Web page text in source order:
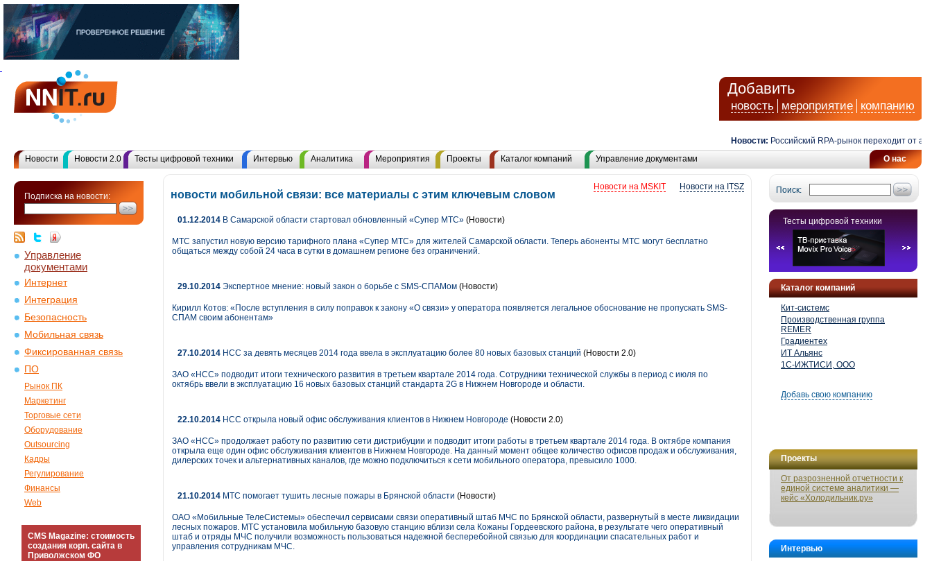
Добавить
новость мероприятие компанию
Новости: Российский RPA-рынок переходит от
О нас
Новости Новости 2.0 Тесты цифровой техники Интервью Аналитика Мероприятия Проекты Каталог компаний Управление документами
Подписка на новости:
Управление
документами
Интернет
Интеграция
Безопасность
Мобильная связь
Фиксированная связь
ПО
Рынок ПК
Маркетинг
Торговые сети
Оборудование
Outsourcing
Кадры
Регулирование
Финансы
Web
CMS Magazine: стоимость
создания корп. сайта в
Приволжском ФО
Поиск:
Тесты цифровой техники
Каталог компаний
Кит-системс
Производственная группа
REMER
Градиентех
ИТ Альянс
1С-ИЖТИСИ, ООО
Добавь свою компанию
Проекты
От разрозненной отчетности к
единой системе аналитики —
кейс «Холодильник.ру»
Интервью
Новости на ITSZ
Новости на MSKIT
новости мобильной связи: все материалы с этим ключевым словом
01.12.2014 В Самарской области стартовал обновленный «Супер МТС» (Новости)
МТС запустил новую версию тарифного плана «Супер МТС» для жителей Самарской области. Теперь абоненты МТС могут бесплатно
общаться между собой 24 часа в сутки в домашнем регионе без ограничений.
29.10.2014 Экспертное мнение: новый закон о борьбе с SMS-СПАМом (Новости)
Кирилл Котов: «После вступления в силу поправок к закону «О связи» у оператора появляется легальное обоснование не пропускать SMS-
СПАМ своим абонентам»
27.10.2014 НСС за девять месяцев 2014 года ввела в эксплуатацию более 80 новых базовых станций (Новости 2.0)
ЗАО «НСС» подводит итоги технического развития в третьем квартале 2014 года. Сотрудники технической службы в период с июля по
октябрь ввели в эксплуатацию 16 новых базовых станций стандарта 2G в Нижнем Новгороде и области.
22.10.2014 НСС открыла новый офис обслуживания клиентов в Нижнем Новгороде (Новости 2.0)
ЗАО «НСС» продолжает работу по развитию сети дистрибуции и подводит итоги работы в третьем квартале 2014 года. В октябре компания
открыла еще один офис обслуживания клиентов в Нижнем Новгороде. На данный момент общее количество офисов продаж и обслуживания,
дилерских точек и альтернативных каналов, где можно подключиться к сети мобильного оператора, превысило 1000.
21.10.2014 МТС помогает тушить лесные пожары в Брянской области (Новости)
ОАО «Мобильные ТелеСистемы» обеспечил сервисами связи оперативный штаб МЧС по Брянской области, развернутый в месте ликвидации
лесных пожаров. МТС установила мобильную базовую станцию вблизи cела Кожаны Гордеевского района, в результате чего оперативный
штаб и отряды МЧС получили возможность пользоваться надежной бесперебойной связью для координации спасательных работ и
управления сотрудникам МЧС.